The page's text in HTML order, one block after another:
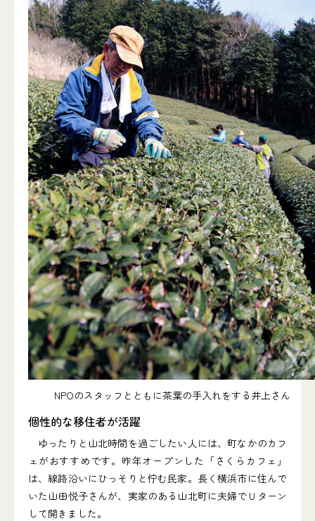
NPOのスタッフとともに茶葉の手入れをする井上さん
個性的な移住者が活躍
ゆったりと山北時間を過ごしたい人には、町なかのカフ
ェがおすすめです。昨年オープンした「さくらカフェ」
は、線路沿いにひっそりと佇む民家。長く横浜市に住んで
いた山田悦子さんが、実家のある山北町に夫婦でＵターン
して開きました。